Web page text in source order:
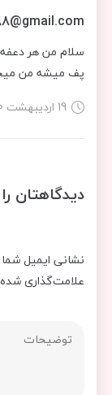
پف میشه من
19 اردیبهشت 1400
دیدگاهتان
نشانی ایمیل
علامت‌گذاری